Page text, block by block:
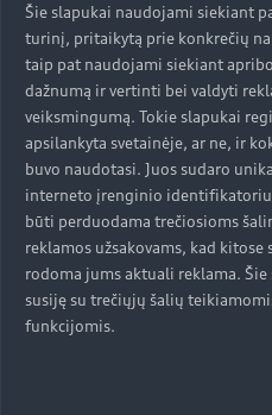
„Audi“ virtualus
Šie slapukai naudojami siekiant
turinį, pritaikytą prie konkrečių
taip pat naudojami siekiant
dažnumą ir vertinti bei valdyti
veiksmingumą. Tokie slapukai
apsilankyta svetainėje, ar ne, ir
buvo naudotasi. Juos sudaro
interneto įrenginio
būti perduodama trečiosioms
reklamos užsakovams, kad kitose
rodoma jums aktuali reklama. Šie
susiję su trečiųjų šalių
funkcijomis.